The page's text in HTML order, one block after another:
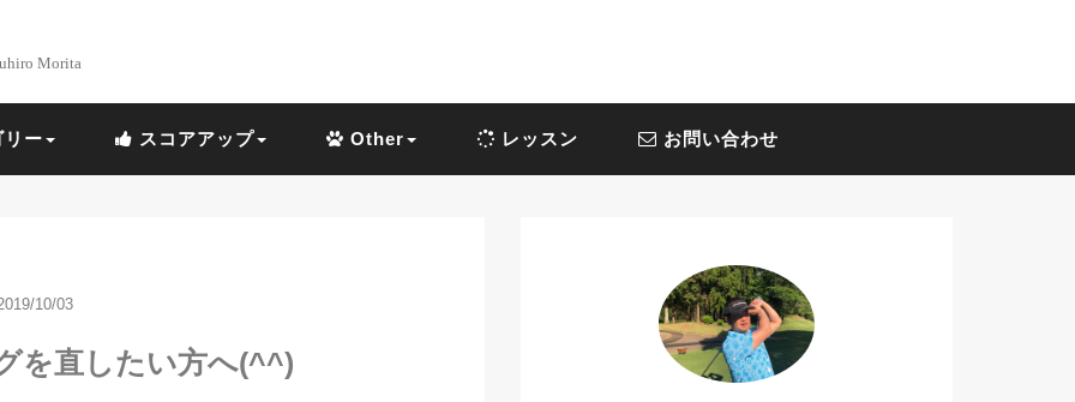
Morita
ー スコアアップ Other レッスン お問い合わせ
10/03
を直したい方へ(^^)